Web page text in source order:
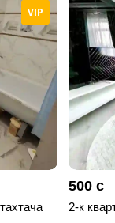
VIP
500 с
2-к